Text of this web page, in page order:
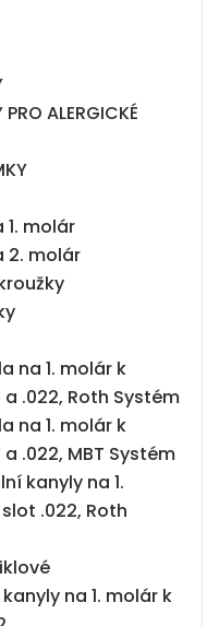
ALERGICKÉ
1. molár
2. molár
na 1. molár k
a .022, Roth Systém
na 1. molár k
.022, MBT Systém
kanyly na 1.
.022, Roth
na 1. molár k